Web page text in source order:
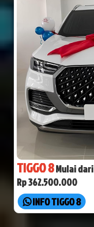
TIGGO 8Mulai dari
Rp 362.500.000
INFO TIGGO 8